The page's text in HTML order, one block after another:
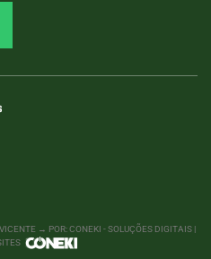
→ POR: CONEKI - SOLUÇÕES DIGITAIS |